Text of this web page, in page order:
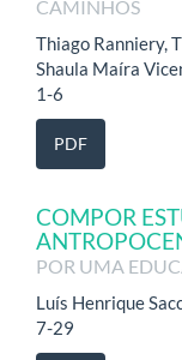
CAMINHOS
Thiago Ranniery,
Shaula Maíra
1-6
PDF
COMPOR
POR UMA
Luís Henrique
7-29